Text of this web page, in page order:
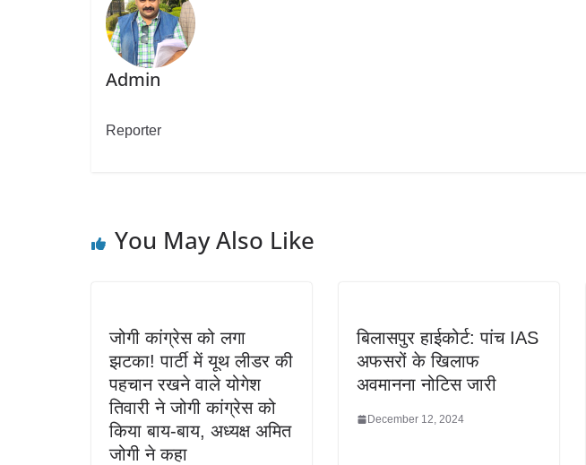
Admin
Reporter
You May Also Like
जोगी कांग्रेस को लगा
झटका! पार्टी में यूथ लीडर की
पहचान रखने वाले योगेश
तिवारी ने जोगी कांग्रेस को
किया बाय-बाय, अध्यक्ष अमित
जोगी ने कहा
बिलासपुर हाईकोर्ट: पांच IAS
अफसरों के खिलाफ
अवमानना नोटिस जारी
December 12, 2024